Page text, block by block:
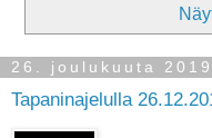
26. joulukuuta 2019
Tapaninajelulla